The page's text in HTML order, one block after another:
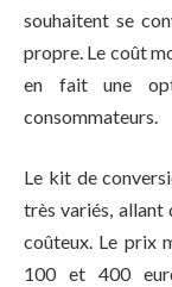
souhaitent se
propre. Le coût
en fait une
consommateurs.
Le kit de
très variés, allant
coûteux. Le prix
100 et 400